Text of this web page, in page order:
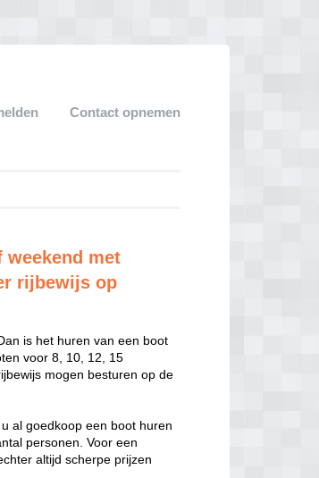
Contact opnemen
weekend met
rijbewijs op
is het huren van een boot
voor 8, 10, 12, 15
mogen besturen op de
al goedkoop een boot huren
personen. Voor een
altijd scherpe prijzen